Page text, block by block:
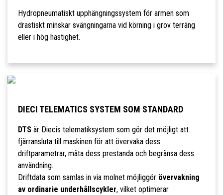
Hydropneumatiskt upphängningssystem för armen som
drastiskt minskar svängningarna vid körning i grov terräng
eller i hög hastighet.
DIECI TELEMATICS SYSTEM SOM STANDARD
DTSär Diecis telematiksystem som gör det möjligt att
fjärransluta till maskinen för att övervaka dess
driftparametrar, mäta dess prestanda och begränsa dess
användning.
Driftdata som samlas in via molnet möjliggör övervakning
av ordinarie underhållscykler, vilket optimerar